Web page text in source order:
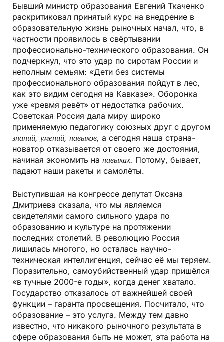
Бывший министр образования Евгений Ткаченко
раскритиковал принятый курс на внедрение в
образовательную жизнь рыночных начал, что, в
частности проявилось в свёртывании
профессионально-технического образования. Он
подчеркнул, что это удар по сиротам России и
неполным семьям: «Дети без системы
профессионального образования пойдут в лес,
как это видим сегодня на Кавказе». Оборонка
уже «ревмя ревёт» от недостатка рабочих.
Советская Россия дала миру широко
применяемую педагогику союзных друг с другом
знаний, умений, навыков, а сегодня наша страна-
новатор отказывается от своего же достояния,
начиная экономить на навыках. Потому, бывает,
падают наши ракеты и самолёты.
Выступившая на конгрессе депутат Оксана
Дмитриева сказала, что мы являемся
свидетелями самого сильного удара по
образованию и культуре на протяжении
последних столетий. В революцию Россия
лишилась многого, но осталась научно-
техническая интеллигенция, сейчас её мы теряем.
Поразительно, самоубийственный удар пришёлся
«в тучные 2000-е годы», когда денег хватало.
Государство отказалось от важнейшей своей
функции – гаранта просвещения. Посчитало, что
образование – это услуга. Между тем давно
известно, что никакого рыночного результата в
сфере образования быть не может, эта работа на